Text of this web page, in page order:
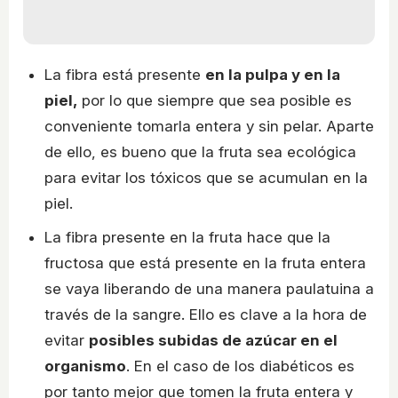
La fibra está presente en la pulpa y en la
piel, por lo que siempre que sea posible es
conveniente tomarla entera y sin pelar. Aparte
de ello, es bueno que la fruta sea ecológica
para evitar los tóxicos que se acumulan en la
piel.
La fibra presente en la fruta hace que la
fructosa que está presente en la fruta entera
se vaya liberando de una manera paulatuina a
través de la sangre. Ello es clave a la hora de
evitar posibles subidas de azúcar en el
organismo. En el caso de los diabéticos es
por tanto mejor que tomen la fruta entera y